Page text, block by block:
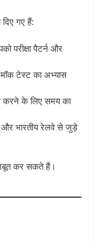
गए हैं:
परीक्षा पैटर्न और
टेस्ट का अभ्यास
करने के लिए समय का
भारतीय रेलवे से जुड़े
कर सकते हैं।